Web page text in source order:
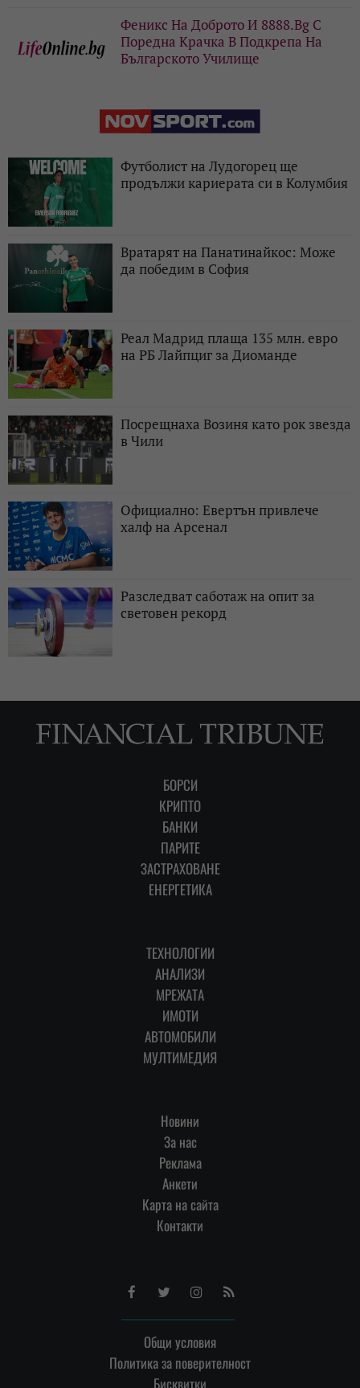
Феникс На Доброто И 8888.Bg С
Поредна Крачка В Подкрепа На
Българското Училище
Футболист на Лудогорец ще
продължи кариерата си в Колумбия
Вратарят на Панатинайкос: Може
да победим в София
Реал Мадрид плаща 135 млн. евро
на РБ Лайпциг за Диоманде
Посрещнаха Возиня като рок звезда
в Чили
Официално: Евертън привлече
халф на Арсенал
Разследват саботаж на опит за
световен рекорд
БОРСИ
КРИПТО
БАНКИ
ПАРИТЕ
ЗАСТРАХОВАНЕ
ЕНЕРГЕТИКА
ТЕХНОЛОГИИ
АНАЛИЗИ
МРЕЖАТА
ИМОТИ
АВТОМОБИЛИ
МУЛТИМЕДИЯ
Новини
За нас
Реклама
Анкети
Карта на сайта
Контакти
FacebookTwitterInstagram
RSS
Общи условия
Политика за поверителност
Бисквитки